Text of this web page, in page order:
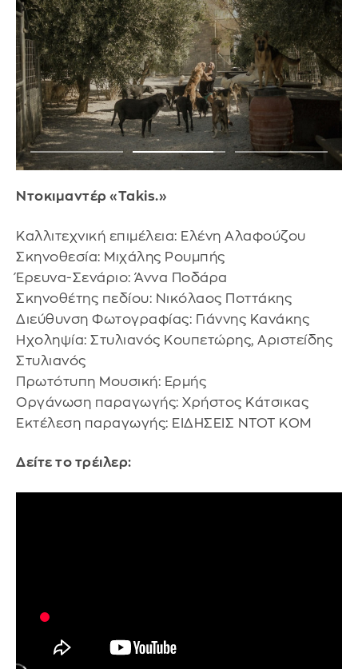
Ντοκιμαντέρ «Takis.»
Καλλιτεχνική επιμέλεια: Ελένη Αλαφούζου
Σκηνοθεσία: Μιχάλης Ρουμπής
Έρευνα-Σενάριο: Άννα Ποδάρα
Σκηνοθέτης πεδίου: Νικόλαος Ποττάκης
Διεύθυνση Φωτογραφίας: Γιάννης Κανάκης
Ηχοληψία: Στυλιανός Κουπετώρης, Αριστείδης
Στυλιανός
Πρωτότυπη Μουσική: Ερμής
Οργάνωση παραγωγής: Χρήστος Κάτσικας
Εκτέλεση παραγωγής: ΕΙΔΗΣΕΙΣ ΝΤΟΤ ΚΟΜ
Δείτε το τρέιλερ: